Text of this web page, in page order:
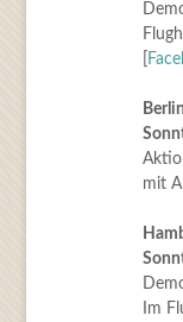
Berlin
mit
Im